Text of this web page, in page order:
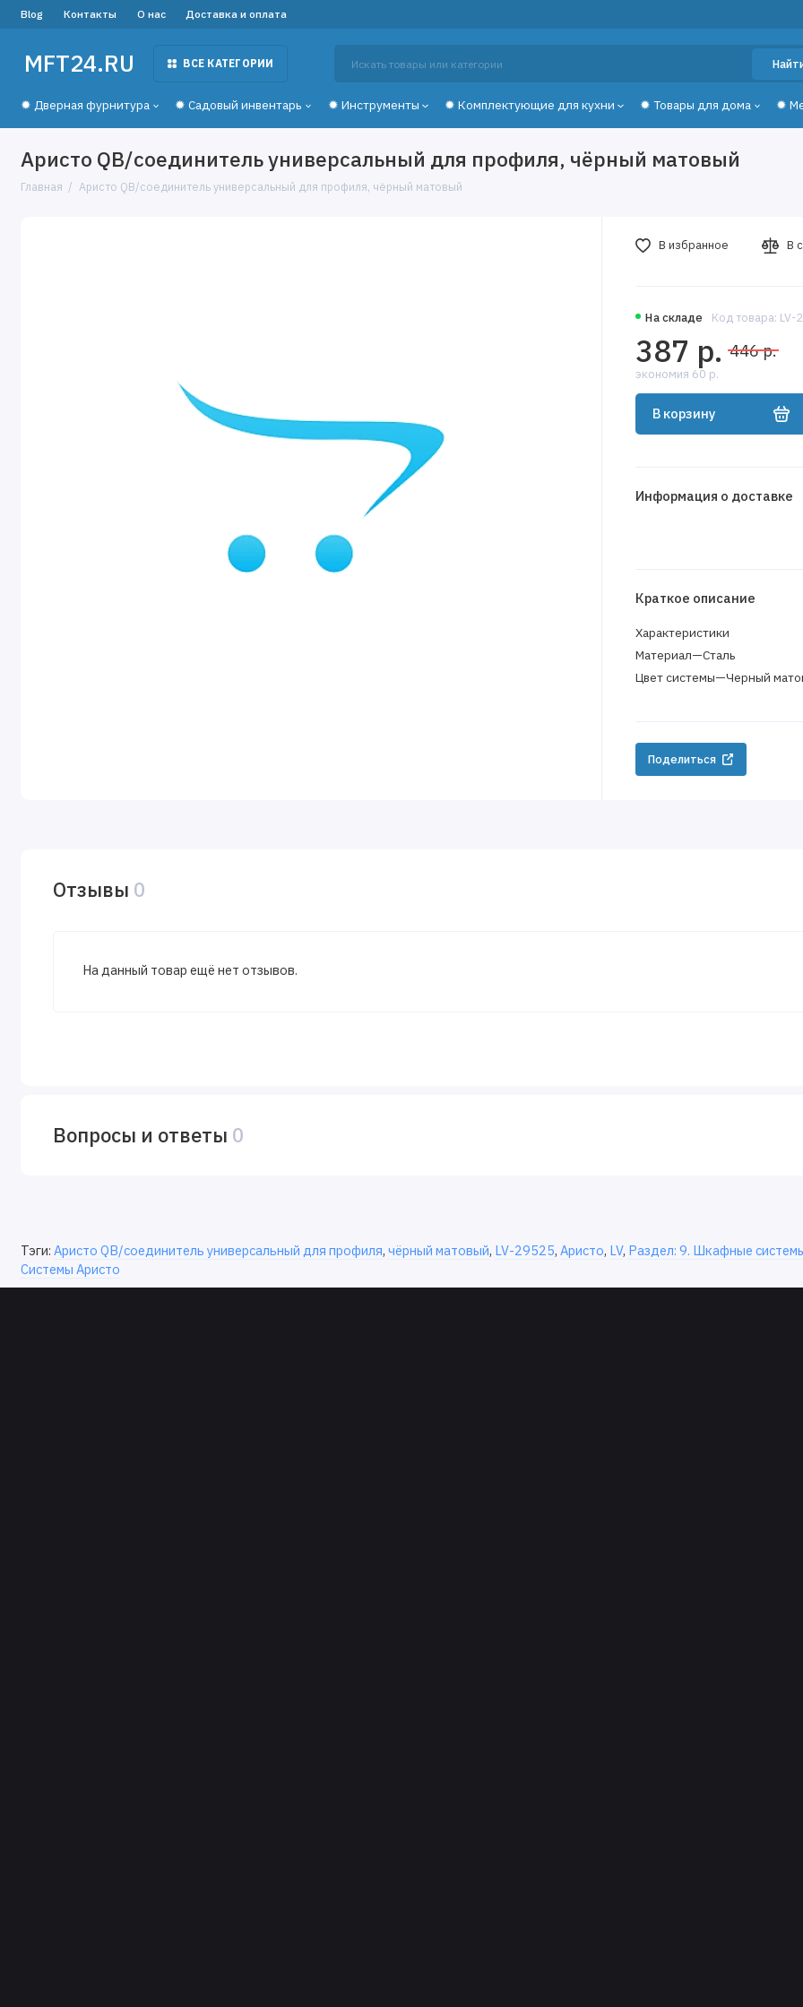
Blog Контакты О нас Доставка и оплата
MFT24.RU ВСЕ КАТЕГОРИИ
✹ Дверная фурнитура ✹ Садовый инвентарь ✹ Инструменты ✹ Комплектующие для кухни ✹ Товары для дома ✹
Аристо QB/соединитель универсальный для профиля, чёрный матовый
Главная Аристо QB/соединитель универсальный для профиля, чёрный матовый
На складе Код товара: LV-
387 р. 446 р.
экономия 60 р.
В корзину
В избранное В
Информация о доставке
Краткое описание
Характеристики
Материал—Сталь
Цвет системы—Черный
Поделиться
Отзывы 0
На данный товар ещё нет отзывов.
Вопросы и ответы 0
Тэги: Аристо QB/соединитель универсальный для профиля, чёрный матовый, LV-29525, Аристо, LV, Раздел: 9. Шкафные
Системы Аристо